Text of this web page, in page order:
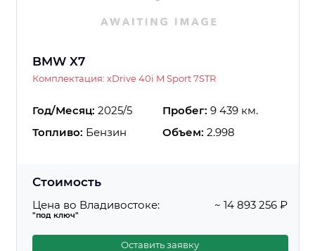
BMW X7
Комплектация: xDrive 40i M Sport 7STR
Год/Месяц: 2025/5 Пробег: 9 439 км.
Топливо: Бензин Объем: 2.998
Стоимость
Цена во Владивостоке:
"под ключ"
~ 14 893 256 ₽
Оставить заявку